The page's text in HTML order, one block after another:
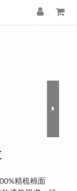
精梳棉面